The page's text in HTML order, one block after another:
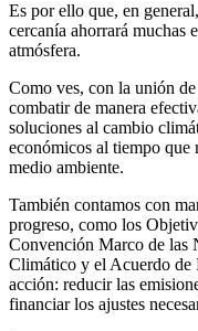
Es por ello que, en
cercanía ahorrará muchas
atmósfera.
Como ves, con la unión
combatir de manera
soluciones al cambio
económicos al tiempo que
medio ambiente.
También contamos con
progreso, como los
Convención Marco de las
Climático y el Acuerdo de
acción: reducir las
financiar los ajustes